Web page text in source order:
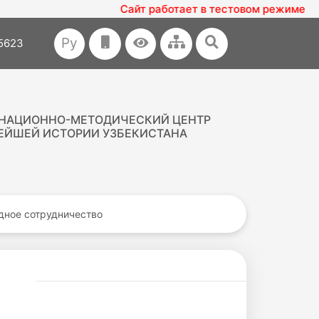
Сайт работает в тестовом режиме
Ру
МЕТОДИЧЕСКИЙ ЦЕНТР
ИСТОРИИ УЗБЕКИСТАНА
сотрудничество